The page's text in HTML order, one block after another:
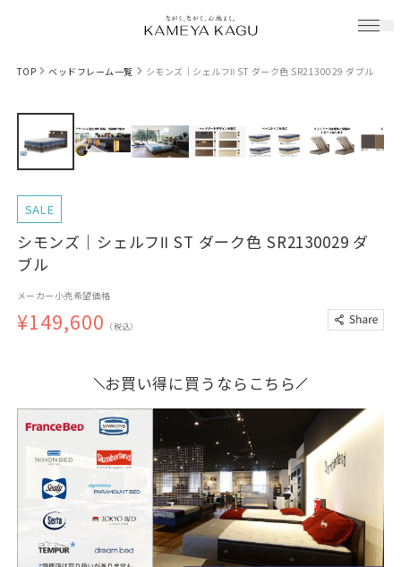
TOP ベッドフレーム一覧 シモンズ｜シェルフⅡ ST ダーク色 SR2130029 ダブル
SALE
シモンズ｜シェルフⅡ ST ダーク色 SR2130029 ダ
ブル
メーカー小売希望価格
¥149,600 （税込）
お買い得に買うならこちら